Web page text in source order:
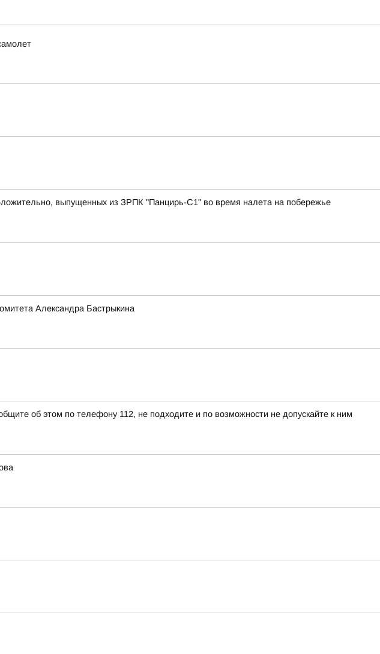
выпущенных из ЗРПК "Панцирь-С1" во время налета на побережье
Александра Бастрыкина
об этом по телефону 112, не подходите и по возможности не допускайте к ним